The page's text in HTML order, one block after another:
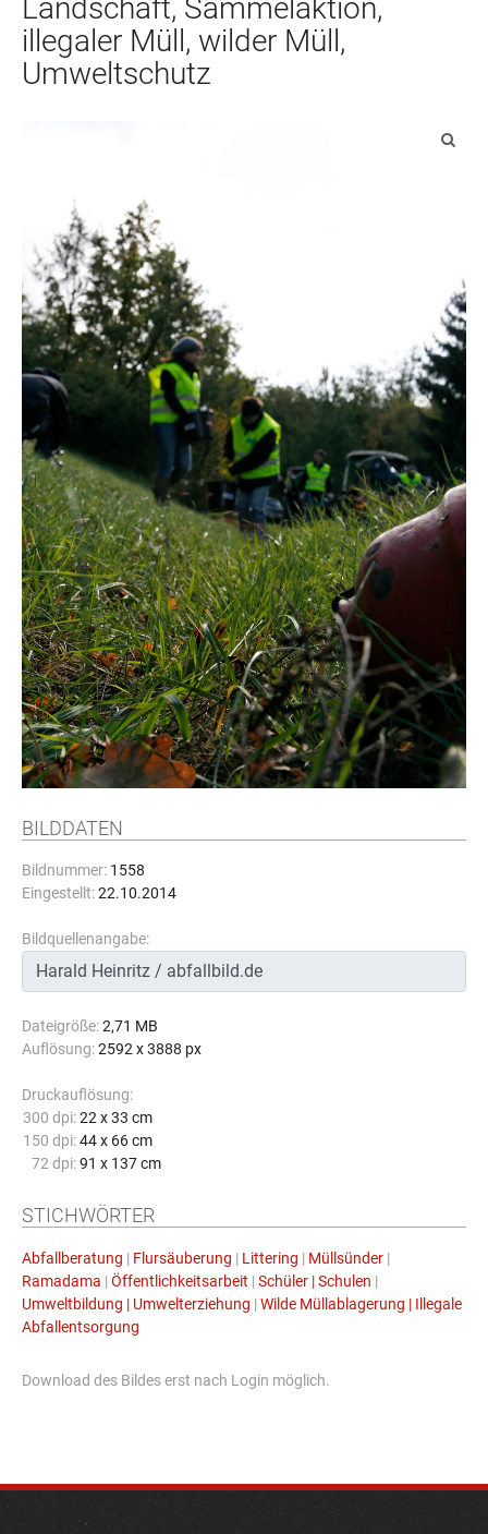
Landschaft, Sammelaktion,
illegaler Müll, wilder Müll,
Umweltschutz
BILDDATEN
Bildnummer: 1558
Eingestellt:22.10.2014
Bildquellenangabe:
Dateigröße:2,71 MB
Auflösung:2592 x 3888 px
Druckauflösung:
300 dpi: 22 x 33 cm
150 dpi: 44 x 66 cm
72 dpi: 91 x 137 cm
STICHWÖRTER
Abfallberatung | Flursäuberung | Littering | Müllsünder |
Ramadama | Öffentlichkeitsarbeit | Schüler | Schulen |
Umweltbildung | Umwelterziehung | Wilde Müllablagerung | Illegale
Abfallentsorgung
Download des Bildes erst nach Login möglich.